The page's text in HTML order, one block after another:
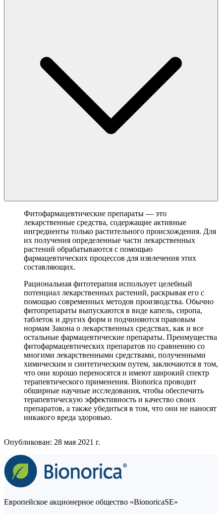
Фитофармацевтические препараты — это
лекарственные средства, содержащие активные
ингредиенты только растительного происхождения. Для
их получения определенные части лекарственных
растений обрабатываются с помощью
фармацевтических процессов для извлечения этих
составляющих.
Рациональная фитотерапия использует целебный
потенциал лекарственных растений, раскрывая его с
помощью современных методов производства. Обычно
фитопрепараты выпускаются в виде капель, сиропа,
таблеток и других форм и подчиняются правовым
нормам Закона о лекарственных средствах, как и все
остальные фармацевтические препараты. Преимущества
фитофармацевтических препаратов по сравнению со
многими лекарственными средствами, полученными
химическим и синтетическим путем, заключаются в том,
что они хорошо переносятся и имеют широкий спектр
терапевтического применения. Bionorica проводит
обширные научные исследования, чтобы обеспечить
терапевтическую эффективность и качество своих
препаратов, а также убедиться в том, что они не наносят
никакого вреда здоровью.
Опубликован: 28 мая 2021 г.
Европейское акционерное общество «BionoricaSE»